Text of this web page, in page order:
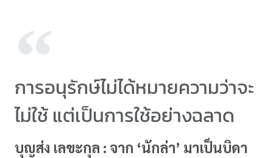
การอนุรักษ์ไม่ได้หมายความว่าจะ
ไม่ใช้ แต่เป็นการใช้อย่างฉลาด
บุญส่ง เลขะกุล : จาก ‘นักล่า’ มาเป็นบิดา